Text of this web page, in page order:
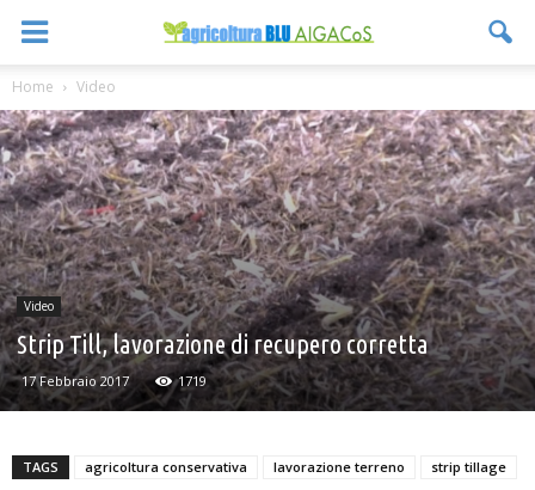
Home Video
Video
Strip Till, lavorazione di recupero corretta
17 Febbraio 2017 1719
TAGS agricoltura conservativa lavorazione terreno strip tillage